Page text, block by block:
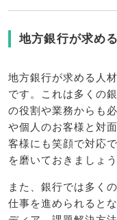
地方銀行が求め
地方銀行が求める人
です。これは多くの
の役割や業務からも
や個人のお客様と対
客様にも笑顔で対応
を磨いておきましょう
また、銀行では多く
仕事を進められると